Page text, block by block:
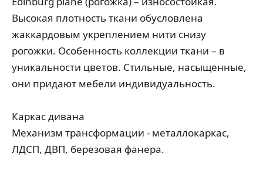
Высокая плотность ткани обусловлена
жаккардовым укреплением нити снизу
рогожки. Особенность коллекции ткани – в
уникальности цветов. Стильные, насыщенные,
они придают мебели индивидуальность.
Каркас дивана
Механизм трансформации - металлокаркас,
ЛДСП, ДВП, березовая фанера.